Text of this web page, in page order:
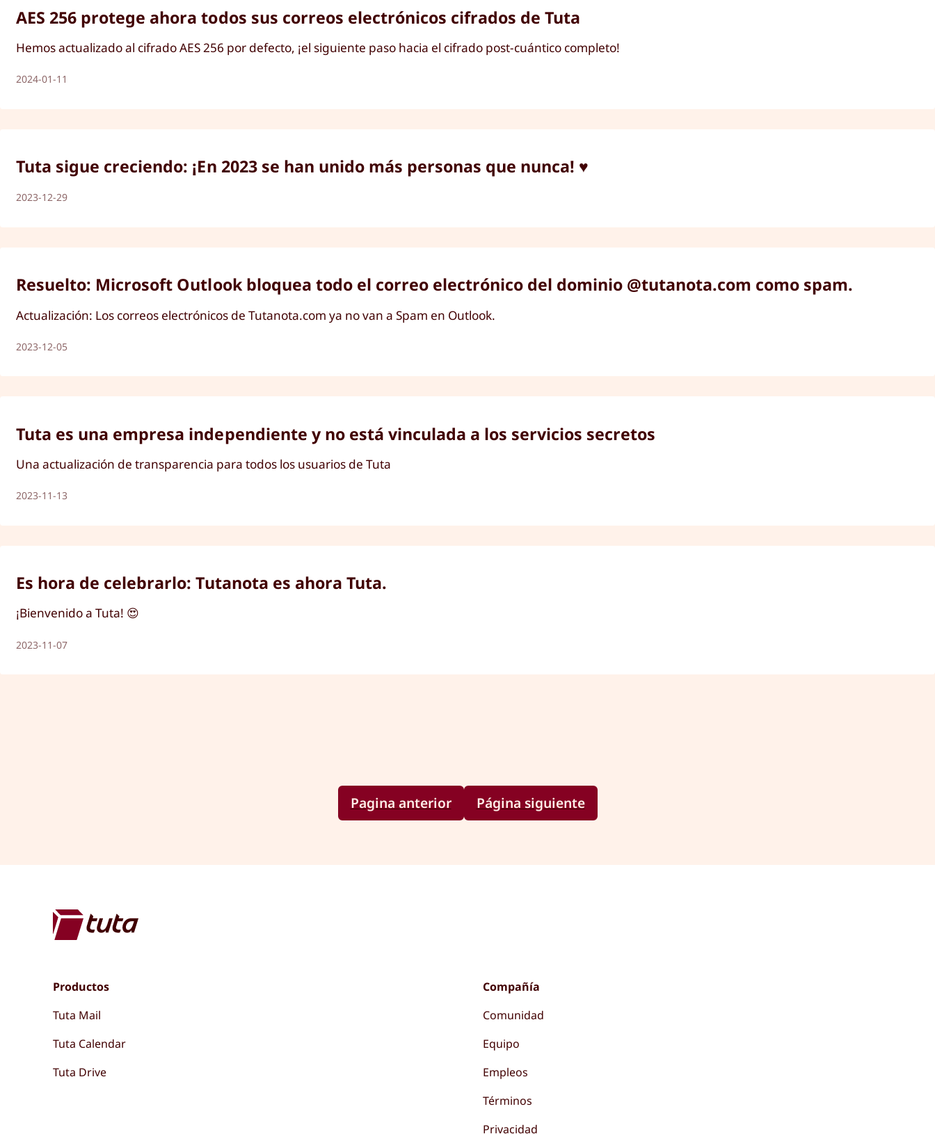
AES 256 protege ahora todos sus correos electrónicos cifrados de Tuta
Hemos actualizado al cifrado AES 256 por defecto, ¡el siguiente paso hacia el cifrado post-cuántico completo!
2024-01-11
Tuta sigue creciendo: ¡En 2023 se han unido más personas que nunca! ♥️
2023-12-29
Resuelto: Microsoft Outlook bloquea todo el correo electrónico del dominio @tutanota.com como spam.
Actualización: Los correos electrónicos de Tutanota.com ya no van a Spam en Outlook.
2023-12-05
Tuta es una empresa independiente y no está vinculada a los servicios secretos
Una actualización de transparencia para todos los usuarios de Tuta
2023-11-13
Es hora de celebrarlo: Tutanota es ahora Tuta.
¡Bienvenido a Tuta! 😍
2023-11-07
Pagina anterior Página siguiente
Productos
Tuta Mail
Tuta Calendar
Tuta Drive
Compañía
Comunidad
Equipo
Empleos
Términos
Privacidad